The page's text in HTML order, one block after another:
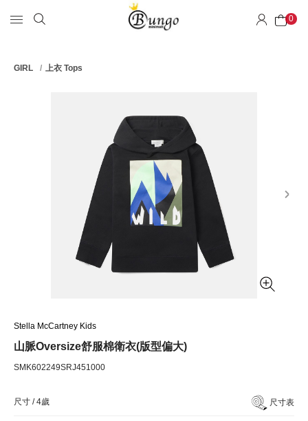
0
GIRL 上衣 Tops
next
Stella McCartney Kids
山脈Oversize舒服棉衛衣(版型偏大)
SMK602249SRJ451000
尺寸 /4歲 尺寸表